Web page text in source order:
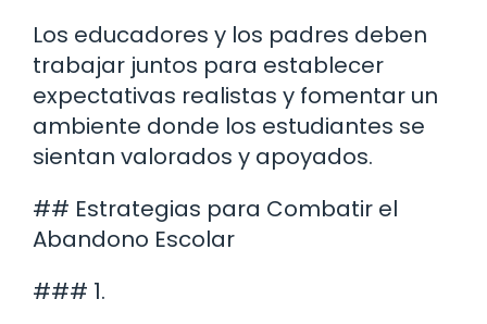
Los educadores y los padres deben
trabajar juntos para establecer
expectativas realistas y fomentar un
ambiente donde los estudiantes se
sientan valorados y apoyados.
## Estrategias para Combatir el
Abandono Escolar
### 1.